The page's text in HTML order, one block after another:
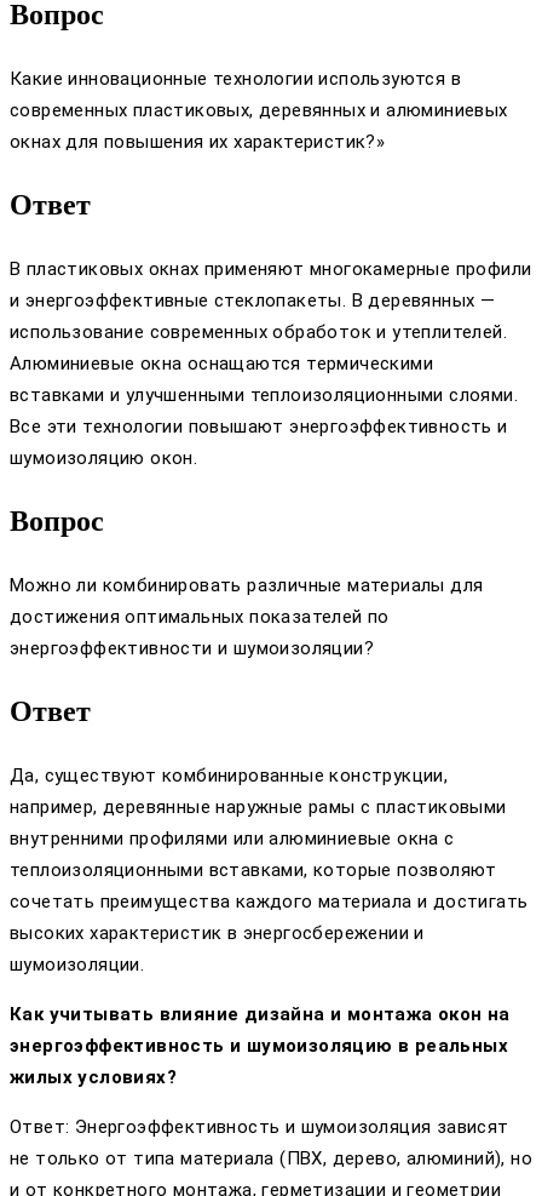
Вопрос
Какие инновационные технологии используются в
современных пластиковых, деревянных и алюминиевых
окнах для повышения их характеристик?»
Ответ
В пластиковых окнах применяют многокамерные профили
и энергоэффективные стеклопакеты. В деревянных —
использование современных обработок и утеплителей.
Алюминиевые окна оснащаются термическими
вставками и улучшенными теплоизоляционными слоями.
Все эти технологии повышают энергоэффективность и
шумоизоляцию окон.
Вопрос
Можно ли комбинировать различные материалы для
достижения оптимальных показателей по
энергоэффективности и шумоизоляции?
Ответ
Да, существуют комбинированные конструкции,
например, деревянные наружные рамы с пластиковыми
внутренними профилями или алюминиевые окна с
теплоизоляционными вставками, которые позволяют
сочетать преимущества каждого материала и достигать
высоких характеристик в энергосбережении и
шумоизоляции.
Как учитывать влияние дизайна и монтажа окон на
энергоэффективность и шумоизоляцию в реальных
жилых условиях?
Ответ: Энергоэффективность и шумоизоляция зависят
не только от типа материала (ПВХ, дерево, алюминий), но
и от конкретного монтажа, герметизации и геометрии